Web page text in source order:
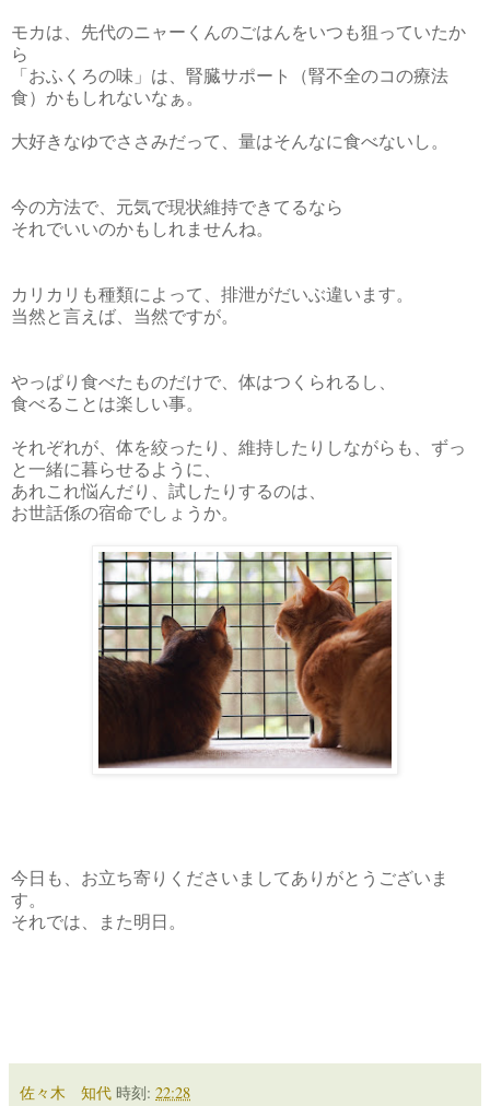
モカは、先代のニャーくんのごはんをいつも狙っていたか
ら
「おふくろの味」は、腎臓サポート（腎不全のコの療法
食）かもしれないなぁ。
大好きなゆでささみだって、量はそんなに食べないし。
今の方法で、元気で現状維持できてるなら
それでいいのかもしれませんね。
カリカリも種類によって、排泄がだいぶ違います。
当然と言えば、当然ですが。
やっぱり食べたものだけで、体はつくられるし、
食べることは楽しい事。
それぞれが、体を絞ったり、維持したりしながらも、ずっ
と一緒に暮らせるように、
あれこれ悩んだり、試したりするのは、
お世話係の宿命でしょうか。
今日も、お立ち寄りくださいましてありがとうございま
す。
それでは、また明日。
佐々木 知代 時刻: 22:28